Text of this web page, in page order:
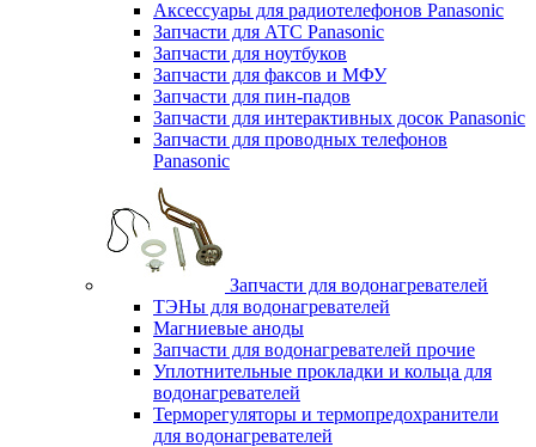
Аксессуары для радиотелефонов Panasonic
Запчасти для АТС Panasonic
Запчасти для ноутбуков
Запчасти для факсов и МФУ
Запчасти для пин-падов
Запчасти для интерактивных досок Panasonic
Запчасти для проводных телефонов
Panasonic
Запчасти для водонагревателей
ТЭНы для водонагревателей
Магниевые аноды
Запчасти для водонагревателей прочие
Уплотнительные прокладки и кольца для
водонагревателей
Терморегуляторы и термопредохранители
для водонагревателей